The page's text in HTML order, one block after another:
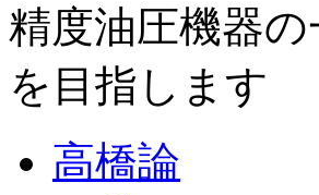
高橋論